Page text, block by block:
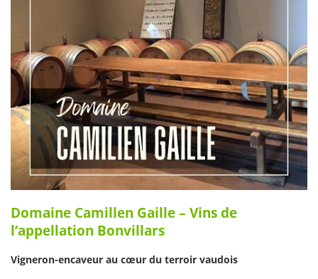
Domaine Camillen Gaille – Vins de
l’appellation Bonvillars
Vigneron-encaveur au cœur du terroir vaudois